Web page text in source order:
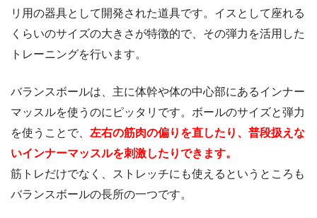
リ用の器具として開発された道具です。イスとして座れる
くらいのサイズの大きさが特徴的で、その弾力を活用した
トレーニングを行います。
バランスボールは、主に体幹や体の中心部にあるインナー
マッスルを使うのにピッタリです。ボールのサイズと弾力
を使うことで、 左右の筋肉の偏りを直したり、普段扱えな
いインナーマッスルを刺激したりできます。
筋トレだけでなく、ストレッチにも使えるというところも
バランスボールの長所の一つです。